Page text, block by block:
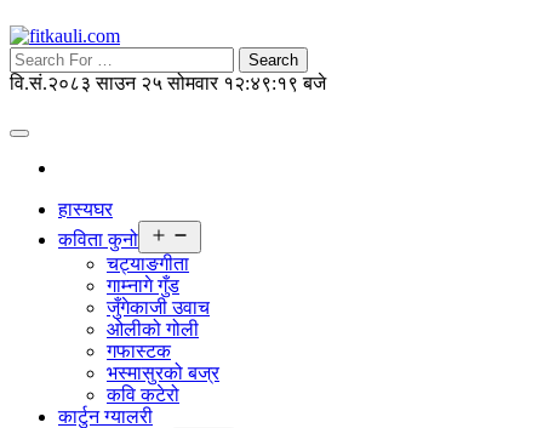
Search
वि.सं.२०८३ साउन २५ सोमवार १२:४९:२० बजे
हास्यघर
कविता कुनो
menu
चट्याङगीता
गाम्नागे गुँड
जुँगेकाजी उवाच
ओलीको गोली
गफास्टक
भस्मासुरको बज्र
कवि कटेरो
कार्टुन ग्यालरी